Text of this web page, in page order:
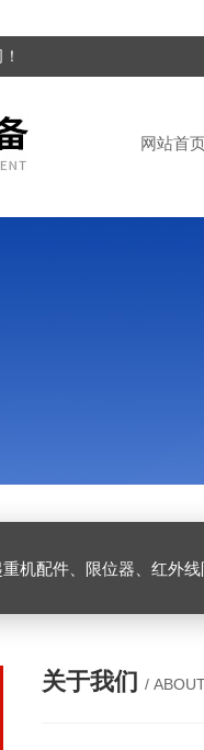
网站首
配件、限位器、红外线防撞器
关于我们 /